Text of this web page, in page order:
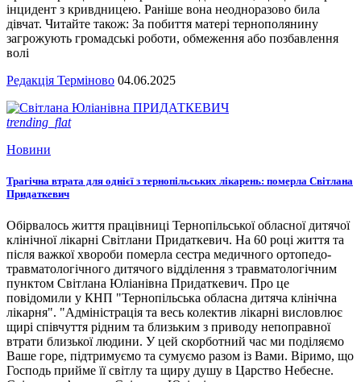
інцидент з кривдницею. Раніше вона неодноразово била
дівчат. Читайте також: За побиття матері тернополянину
загрожують громадські роботи, обмеження або позбавлення
волі
Редакція Терміново 04.06.2025
trending_flat
Новини
Трагічна втрата для однієї з тернопільських лікарень: померла Світлана
Придаткевич
Обірвалось життя працівниці Тернопільської обласної дитячої
клінічної лікарні Світлани Придаткевич. На 60 році життя та
після важкої хвороби померла сестра медичного ортопедо-
травматологічного дитячого відділення з травматологічним
пунктом Світлана Юліанівна Придаткевич. Про це
повідомили у КНП "Тернопільська обласна дитяча клінічна
лікарня". "Адміністрація та весь колектив лікарні висловлює
щирі співчуття рідним та близьким з приводу непоправної
втрати близької людини. У цей скорботний час ми поділяємо
Ваше горе, підтримуємо та сумуємо разом із Вами. Віримо, що
Господь прийме її світлу та щиру душу в Царство Небесне.